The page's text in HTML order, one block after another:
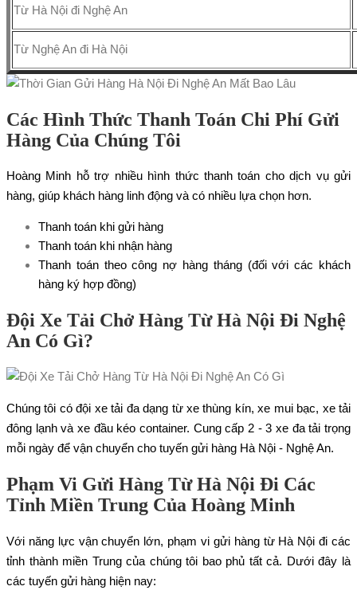
Từ Hà Nội đi Nghệ An
Từ Nghệ An đi Hà Nội
Các Hình Thức Thanh Toán Chi Phí Gửi
Hàng Của Chúng Tôi
Hoàng Minh hỗ trợ nhiều hình thức thanh toán cho dịch vụ gửi
hàng, giúp khách hàng linh động và có nhiều lựa chọn hơn.
Thanh toán khi gửi hàng
Thanh toán khi nhận hàng
Thanh toán theo công nợ hàng tháng (đối với các khách
hàng ký hợp đồng)
Đội Xe Tải Chở Hàng Từ Hà Nội Đi Nghệ
An Có Gì?
Chúng tôi có đội xe tải đa dạng từ xe thùng kín, xe mui bạc, xe tải
đông lạnh và xe đầu kéo container. Cung cấp 2 - 3 xe đa tải trọng
mỗi ngày để vận chuyển cho tuyến gửi hàng Hà Nội - Nghệ An.
Phạm Vi Gửi Hàng Từ Hà Nội Đi Các
Tỉnh Miền Trung Của Hoàng Minh
Với năng lực vận chuyển lớn, phạm vi gửi hàng từ Hà Nội đi các
tỉnh thành miền Trung của chúng tôi bao phủ tất cả. Dưới đây là
các tuyến gửi hàng hiện nay: